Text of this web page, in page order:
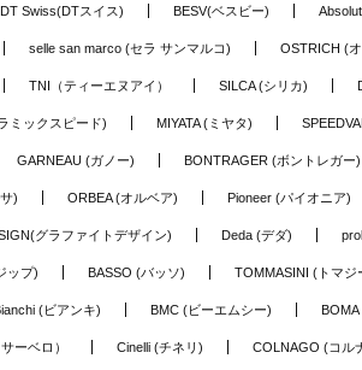
DT Swiss(DTスイス) BESV(ベスビー)
selle san marco (セラ サンマルコ) OSTRICH (
TNI（ティーエヌアイ） SILCA (シリカ)
ミックスピード) MIYATA (ミヤタ)
GARNEAU (ガノー) BONTRAGER (ボントレガー)
) ORBEA (オルベア) Pioneer (パイオニア)
グラファイトデザイン) Deda (デダ)
ップ) BASSO (バッソ) TOMMASINI (トマジ
(ビアンキ) BMC (ビーエムシー) BOMA
ーベロ） Cinelli (チネリ) COLNAGO (コル